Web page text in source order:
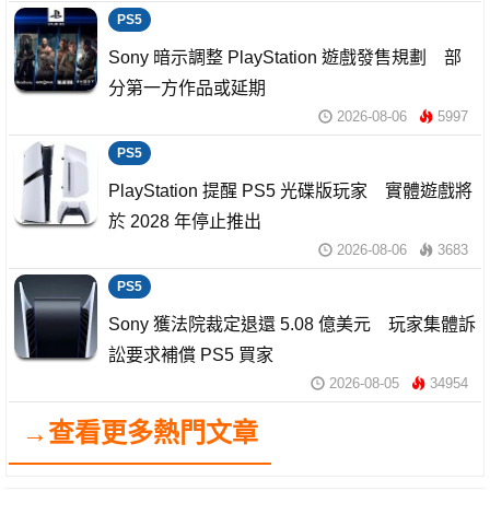
PS5
Sony 暗示調整 PlayStation 遊戲發售規劃 部
分第一方作品或延期
2026-08-06 5997
PS5
PlayStation 提醒 PS5 光碟版玩家 實體遊戲將
於 2028 年停止推出
2026-08-06 3683
PS5
Sony 獲法院裁定退還 5.08 億美元 玩家集體訴
訟要求補償 PS5 買家
2026-08-05 34954
→查看更多熱門文章